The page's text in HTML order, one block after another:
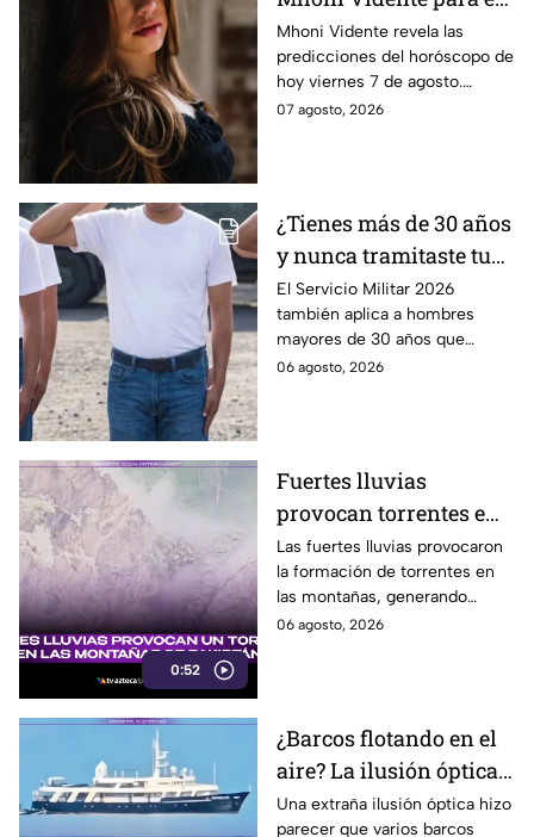
viernes 7 de agosto
¡Siente!
Mhoni Vidente revela las
predicciones del horóscopo de
hoy viernes 7 de agosto.
Descubre qué le espera a cada
07 agosto, 2026
¿Tienes más de 30 años
y nunca tramitaste tu
cartilla militar? Te
pueden llamar para
hacer servicio en Baja
California
El Servicio Militar 2026
también aplica a hombres
mayores de 30 años que
nunca tramitaron su cartilla. Te
06 agosto, 2026
0:52
Fuertes lluvias
provocan torrentes e
inundaciones en una
región montañosa
Las fuertes lluvias provocaron
la formación de torrentes en
las montañas, generando
inundaciones y afectaciones
06 agosto, 2026
¿Barcos flotando en el
aire? La ilusión óptica
que sorprendió a
Una extraña ilusión óptica hizo
parecer que varios barcos